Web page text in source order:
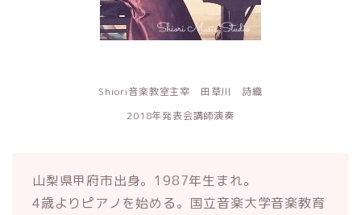
Shiori音楽教室主宰 田草川 詩織
2018年発表会講師演奏
山梨県甲府市出身。1987年生まれ。
4歳よりピアノを始める。国立音楽大学音楽教育